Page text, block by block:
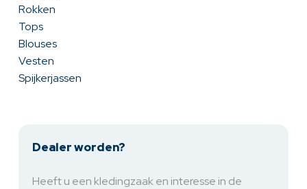
Rokken
Tops
Blouses
Vesten
Spijkerjassen
Dealer worden?
Heeft u een kledingzaak en interesse in de